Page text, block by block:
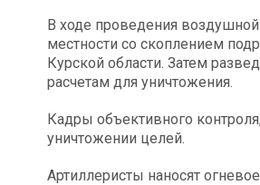
В ходе проведения
местности со скоплением
Курской области. Затем
расчетам для уничтожения.
Кадры объективного
уничтожении целей.
Артиллеристы наносят